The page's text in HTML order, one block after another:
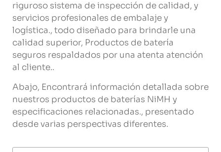
riguroso sistema de inspección de calidad, y
servicios profesionales de embalaje y
logística., todo diseñado para brindarle una
calidad superior, Productos de batería
seguros respaldados por una atenta atención
al cliente..
Abajo, Encontrará información detallada sobre
nuestros productos de baterías NiMH y
especificaciones relacionadas., presentado
desde varias perspectivas diferentes.